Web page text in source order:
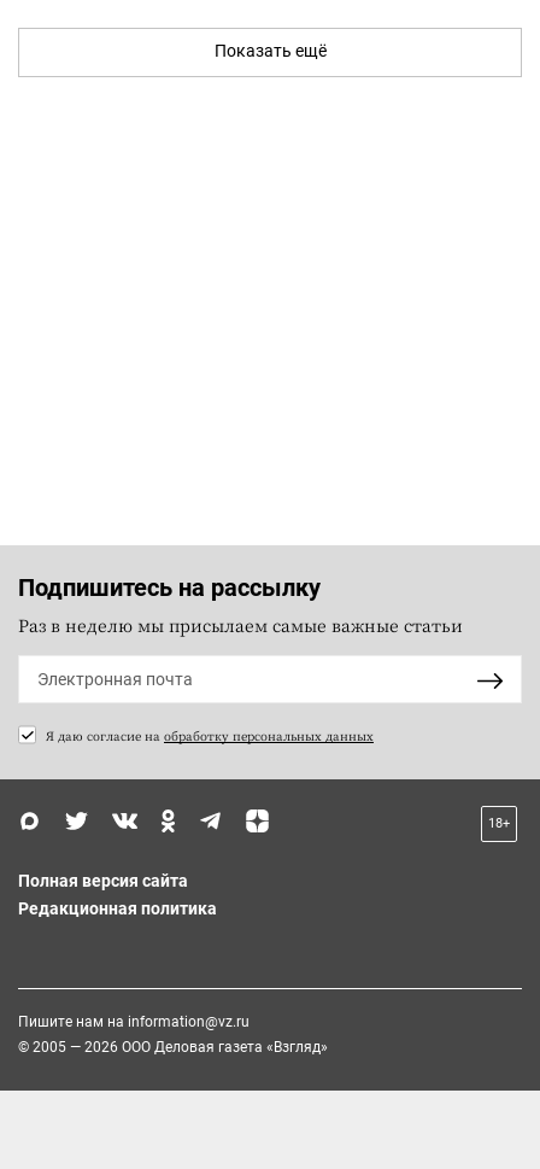
Показать ещё
Подпишитесь на рассылку
Раз в неделю мы присылаем самые важные статьи
Я даю согласие на обработку персональных данных
18+
Полная версия сайта
Редакционная политика
Пишите нам на information@vz.ru
© 2005 — 2026 ООО Деловая газета «Взгляд»